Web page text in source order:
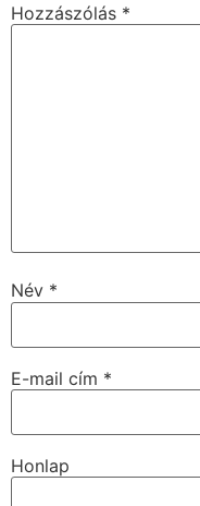
Hozzászólás *
Név *
E-mail cím *
Honlap